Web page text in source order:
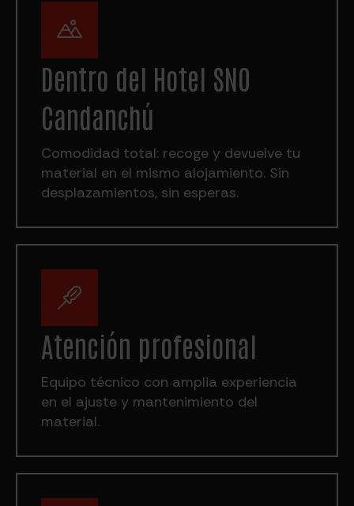
Dentro del Hotel SNO
Candanchú
Comodidad total: recoge y devuelve tu
material en el mismo alojamiento. Sin
desplazamientos, sin esperas.
Atención profesional
Equipo técnico con amplia experiencia
en el ajuste y mantenimiento del
material.